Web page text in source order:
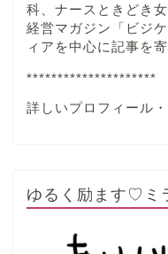
科、ナースときどき
経営マガジン「ビジ
ィアを中心に記事を寄
*********************
詳しいプロフィール
ゆるく励ます♡ミ